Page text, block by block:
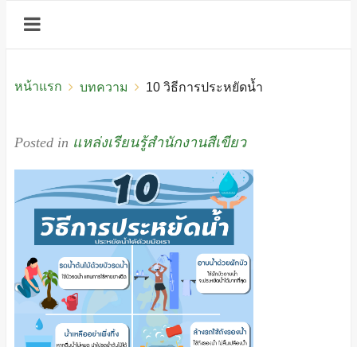
หน้าแรก บทความ 10 วิธีการประหยัดน้ำ
Posted in แหล่งเรียนรู้สำนักงานสีเขียว